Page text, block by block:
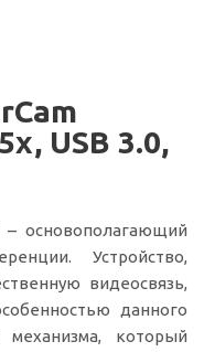
USB 3.0,
– основополагающий
Устройство,
видеосвязь,
данного
который